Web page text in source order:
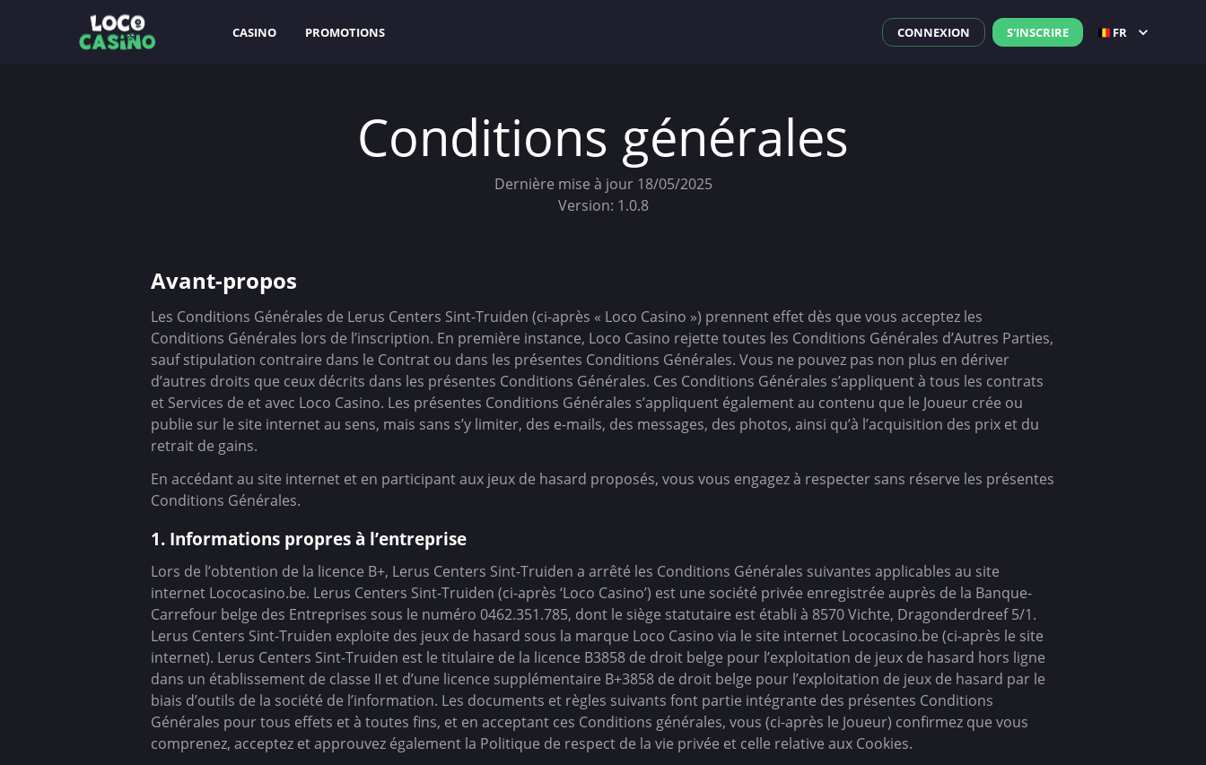
CASINO PROMOTIONS CONNEXION S'INSCRIRE FR
Conditions générales
Dernière mise à jour 18/05/2025
Version: 1.0.8
Avant-propos
Les Conditions Générales de Lerus Centers Sint-Truiden (ci-après « Loco Casino ») prennent effet dès que vous acceptez les
Conditions Générales lors de l’inscription. En première instance, Loco Casino rejette toutes les Conditions Générales d’Autres Parties,
sauf stipulation contraire dans le Contrat ou dans les présentes Conditions Générales. Vous ne pouvez pas non plus en dériver
d’autres droits que ceux décrits dans les présentes Conditions Générales. Ces Conditions Générales s’appliquent à tous les contrats
et Services de et avec Loco Casino. Les présentes Conditions Générales s’appliquent également au contenu que le Joueur crée ou
publie sur le site internet au sens, mais sans s’y limiter, des e-mails, des messages, des photos, ainsi qu’à l’acquisition des prix et du
retrait de gains.
En accédant au site internet et en participant aux jeux de hasard proposés, vous vous engagez à respecter sans réserve les présentes
Conditions Générales.
1. Informations propres à l’entreprise
Lors de l’obtention de la licence B+, Lerus Centers Sint-Truiden a arrêté les Conditions Générales suivantes applicables au site
internet Lococasino.be. Lerus Centers Sint-Truiden (ci-après ‘Loco Casino’) est une société privée enregistrée auprès de la Banque-
Carrefour belge des Entreprises sous le numéro 0462.351.785, dont le siège statutaire est établi à 8570 Vichte, Dragonderdreef 5/1.
Lerus Centers Sint-Truiden exploite des jeux de hasard sous la marque Loco Casino via le site internet Lococasino.be (ci-après le site
internet). Lerus Centers Sint-Truiden est le titulaire de la licence B3858 de droit belge pour l’exploitation de jeux de hasard hors ligne
dans un établissement de classe II et d’une licence supplémentaire B+3858 de droit belge pour l’exploitation de jeux de hasard par le
biais d’outils de la société de l’information. Les documents et règles suivants font partie intégrante des présentes Conditions
Générales pour tous effets et à toutes fins, et en acceptant ces Conditions générales, vous (ci-après le Joueur) confirmez que vous
comprenez, acceptez et approuvez également la Politique de respect de la vie privée et celle relative aux Cookies.